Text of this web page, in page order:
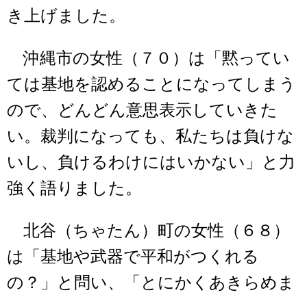
き上げました。
沖縄市の女性（７０）は「黙ってい
ては基地を認めることになってしまう
ので、どんどん意思表示していきた
い。裁判になっても、私たちは負けな
いし、負けるわけにはいかない」と力
強く語りました。
北谷（ちゃたん）町の女性（６８）
は「基地や武器で平和がつくれる
の？」と問い、「とにかくあきらめま